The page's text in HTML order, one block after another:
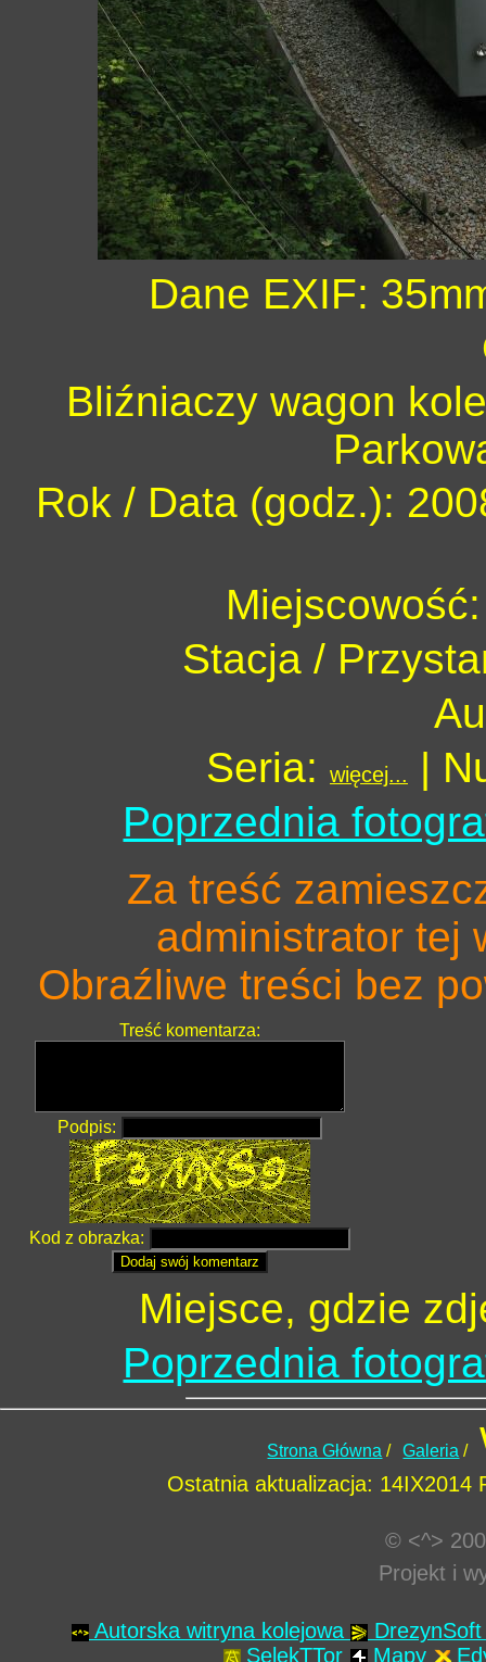
Dane EXIF:
Bliźniaczy wagon
Rok / Data (godz.):
Stacja /
Seria:
więcej...
|
Poprzednia
Za treść
administrator tej
Obraźliwe treści bez
Treść komentarza:
Podpis:
Kod z obrazka:
Miejsce, gdzie
Poprzednia
Strona Główna / Galeria /
Ostatnia aktualizacja: 14IX2014
© <^>
Projekt i
Autorska witryna kolejowa
SelekTTor
Mapy